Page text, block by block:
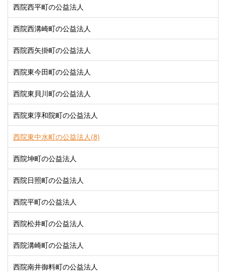
西院西平町の公益法人
西院西溝崎町の公益法人
西院西矢掛町の公益法人
西院東今田町の公益法人
西院東貝川町の公益法人
西院東淳和院町の公益法人
西院東中水町の公益法人(8)
西院坤町の公益法人
西院日照町の公益法人
西院平町の公益法人
西院松井町の公益法人
西院溝崎町の公益法人
西院南井御料町の公益法人